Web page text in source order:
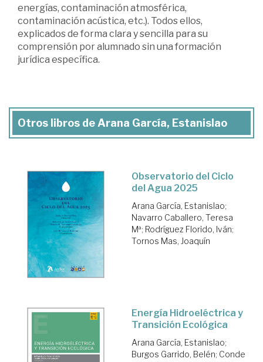
energías, contaminación atmosférica,
contaminación acústica, etc.). Todos ellos,
explicados de forma clara y sencilla para su
comprensión por alumnado sin una formación
jurídica específica.
Otros libros de Arana García, Estanislao
Observatorio del Ciclo
del Agua 2025
Arana García, Estanislao;
Navarro Caballero, Teresa
Mª; Rodríguez Florido, Iván;
Tornos Mas, Joaquín
Energía Hidroeléctrica y
Transición Ecológica
Arana García, Estanislao;
Burgos Garrido, Belén; Conde